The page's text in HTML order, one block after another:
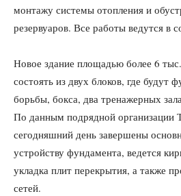
монтажу системы отопления и
резервуаров. Все работы ведутся в
Новое здание площадью более 6
состоять из двух блоков, где будут
борьбы, бокса, два тренажерных
По данным подрядной
сегодняшний день завершены
устройству фундамента, ведется
укладка плит перекрытия, а также
сетей.